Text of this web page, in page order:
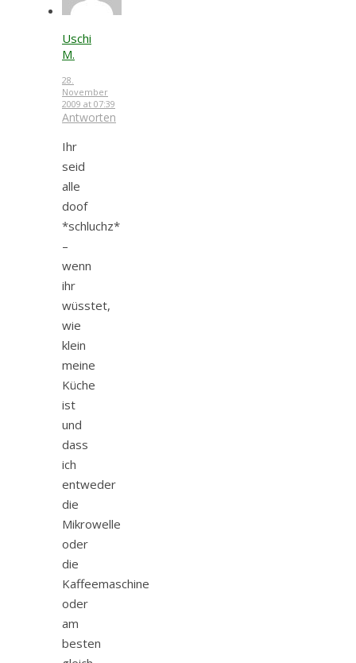
Uschi
M.
28.
November
2009 at 07:39
Antworten
Ihr
seid
alle
doof
*schluchz*
–
wenn
ihr
wüsstet,
wie
klein
meine
Küche
ist
und
dass
ich
entweder
die
Mikrowelle
oder
die
Kaffeemaschine
oder
am
besten